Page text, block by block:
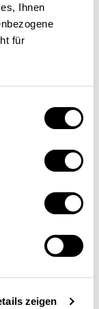
Ihnen
für
zeigen
Basel